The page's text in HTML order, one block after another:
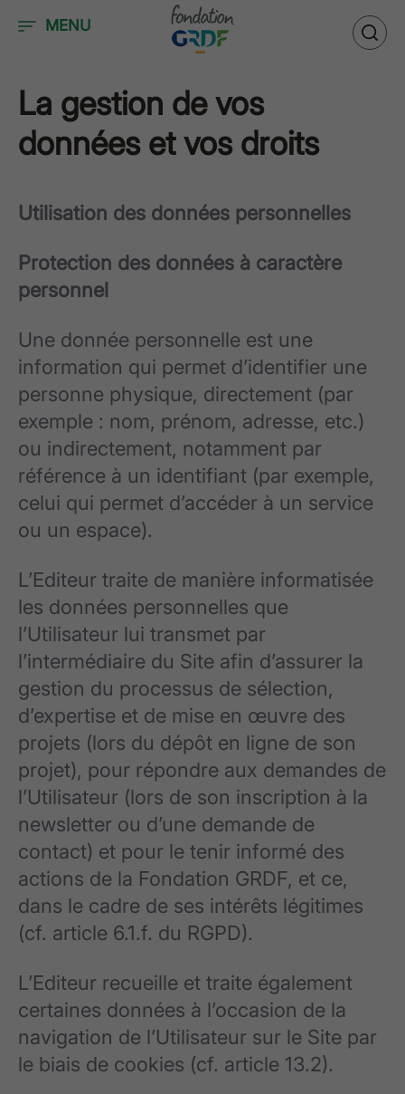
MENU
La gestion de vos
données et vos droits
Utilisation des données personnelles
Protection des données à caractère
personnel
Une donnée personnelle est une
information qui permet d’identifier une
personne physique, directement (par
exemple : nom, prénom, adresse, etc.)
ou indirectement, notamment par
référence à un identifiant (par exemple,
celui qui permet d’accéder à un service
ou un espace).
L’Editeur traite de manière informatisée
les données personnelles que
l’Utilisateur lui transmet par
l’intermédiaire du Site afin d’assurer la
gestion du processus de sélection,
d’expertise et de mise en œuvre des
projets (lors du dépôt en ligne de son
projet), pour répondre aux demandes de
l’Utilisateur (lors de son inscription à la
newsletter ou d’une demande de
contact) et pour le tenir informé des
actions de la Fondation GRDF, et ce,
dans le cadre de ses intérêts légitimes
(cf. article 6.1.f. du RGPD).
L’Editeur recueille et traite également
certaines données à l’occasion de la
navigation de l’Utilisateur sur le Site par
le biais de cookies (cf. article 13.2).